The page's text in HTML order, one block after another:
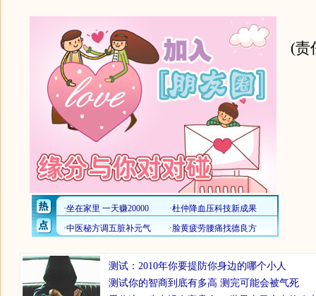
(责
测试：2010年你要提防你身边的哪个小人
测试你的智商到底有多高 测完可能会被气死